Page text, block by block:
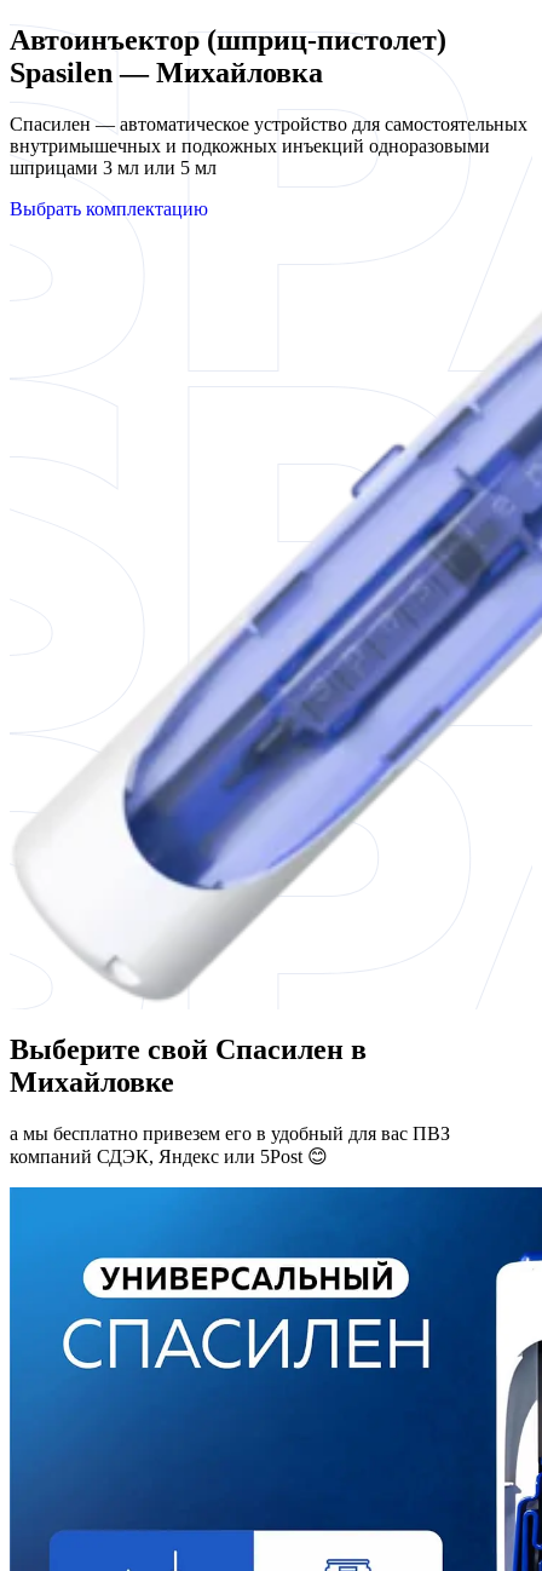
Автоинъектор (шприц-пистолет)
Spasilen — Михайловка
Спасилен — автоматическое устройство для самостоятельных
внутримышечных и подкожных инъекций одноразовыми
шприцами 3 мл или 5 мл
Выбрать комплектацию
Выберите свой Спасилен в
Михайловке
а мы бесплатно привезем его в удобный для вас ПВЗ
компаний СДЭК, Яндекс или 5Post 😊